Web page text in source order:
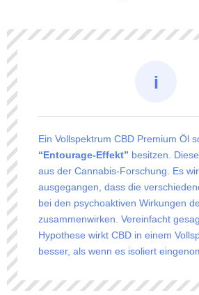
Ein Vollspektrum CBD Premium Öl
“Entourage-Effekt” besitzen.
aus der Cannabis-Forschung. Es
ausgegangen, dass die
bei den psychoaktiven Wirkungen
zusammenwirken. Vereinfacht
Hypothese wirkt CBD in einem
besser, als wenn es isoliert